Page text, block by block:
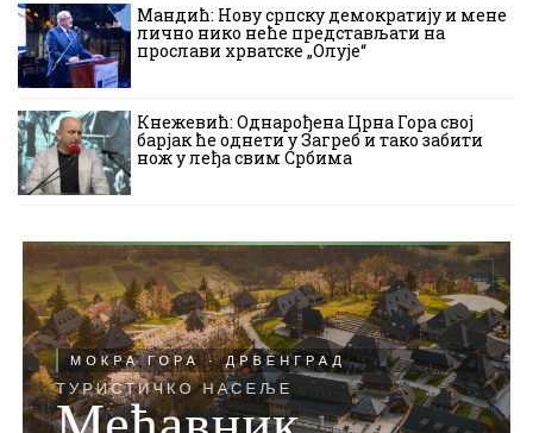
Мандић: Нову српску демократију и мене
лично нико неће представљати на
прослави хрватске „Олује“
Кнежевић: Однарођена Црна Гора свој
барјак ће однети у Загреб и тако забити
нож у леђа свим Србима